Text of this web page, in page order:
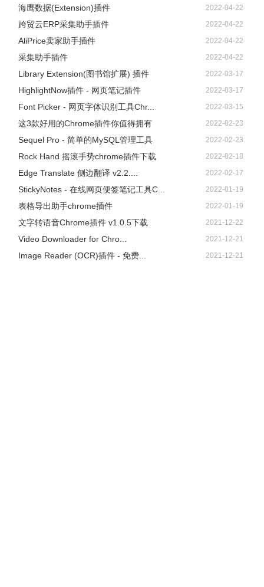
海鹰数据(Extension)插件 2022-04-22
跨贸云ERP采集助手插件 2022-04-22
AliPrice卖家助手插件 2022-04-22
采集助手插件 2022-04-22
Library Extension(图书馆扩展) 插件 2022-03-17
HighlightNow插件 - 网页笔记插件 2022-03-17
Font Picker - 网页字体识别工具Chr... 2022-03-15
这3款好用的Chrome插件你值得拥有 2022-02-23
Sequel Pro - 简单的MySQL管理工具 2022-02-23
Rock Hand 摇滚手势chrome插件下载 2022-02-18
Edge Translate 侧边翻译 v2.2.... 2022-02-17
StickyNotes - 在线网页便签笔记工具C... 2022-01-19
表格导出助手chrome插件 2022-01-19
文字转语音Chrome插件 v1.0.5下载 2021-12-22
Video Downloader for Chro... 2021-12-21
Image Reader (OCR)插件 - 免费... 2021-12-21